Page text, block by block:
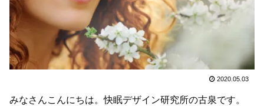
2020.05.03
みなさんこんにちは。快眠デザイン研究所の古泉です。